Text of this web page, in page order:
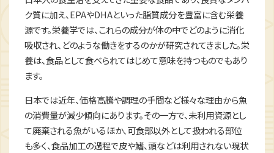
ク質に加え、EPAやDHAといった脂質成分を豊富に含む栄養
源です。栄養学では、これらの成分が体の中でどのように消化
吸収され、どのような働きをするのかが研究されてきました。栄
養は、食品として食べられてはじめて意味を持つものでもあり
ます。
日本では近年、価格高騰や調理の手間など様々な理由から魚
の消費量が減少傾向にあります。その一方で、未利用資源とし
て廃棄される魚がいるほか、可食部以外として扱われる部位
も多く、食品加工の過程で皮や鰭、頭などは利用されない現状